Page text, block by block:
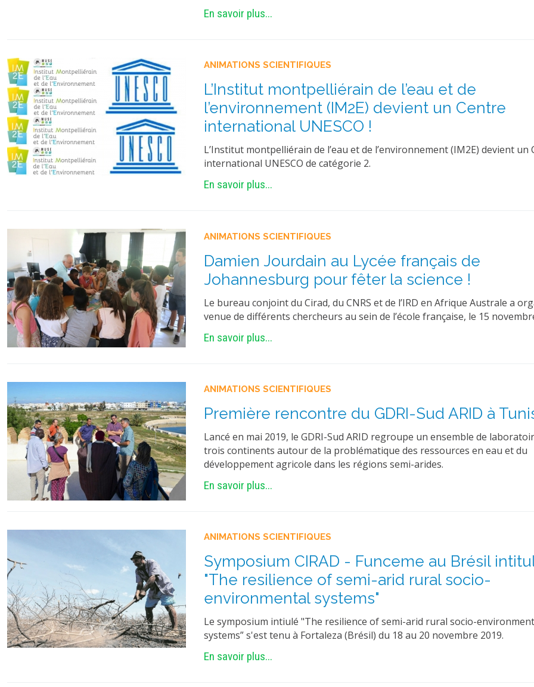
En savoir plus...
ANIMATIONS SCIENTIFIQUES
L’Institut montpelliérain de l’eau et de
l’environnement (IM2E) devient un Centre
international UNESCO !
L’Institut montpelliérain de l’eau et de l’environnement (IM2E) devient un
international UNESCO de catégorie 2.
En savoir plus...
ANIMATIONS SCIENTIFIQUES
Damien Jourdain au Lycée français de
Johannesburg pour fêter la science !
Le bureau conjoint du Cirad, du CNRS et de l’IRD en Afrique Australe a
venue de différents chercheurs au sein de l’école française, le 15
En savoir plus...
ANIMATIONS SCIENTIFIQUES
Première rencontre du GDRI-Sud ARID à
Lancé en mai 2019, le GDRI-Sud ARID regroupe un ensemble de
trois continents autour de la problématique des ressources en eau et du
développement agricole dans les régions semi-arides.
En savoir plus...
ANIMATIONS SCIENTIFIQUES
Symposium CIRAD - Funceme au Brésil
"The resilience of semi-arid rural socio-
environmental systems"
Le symposium intiulé "The resilience of semi-arid rural socio-
systems” s'est tenu à Fortaleza (Brésil) du 18 au 20 novembre 2019.
En savoir plus...